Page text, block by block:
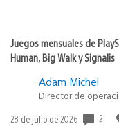
Juegos mensuales de
Human, Big Walk y Signalis
Adam Michel
Director de
Fecha
28 de julio de 2026 2